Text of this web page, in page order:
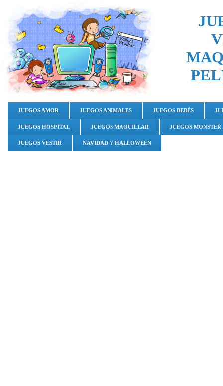
JUEGOS AMOR JUEGOS ANIMALES JUEGOS BEBÉS
JUEGOS HOSPITAL JUEGOS MAQUILLAR JUEGOS
JUEGOS VESTIR NAVIDAD Y HALLOWEEN